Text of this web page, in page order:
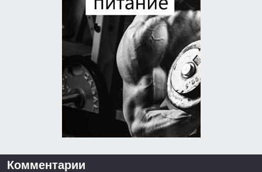
Комментарии